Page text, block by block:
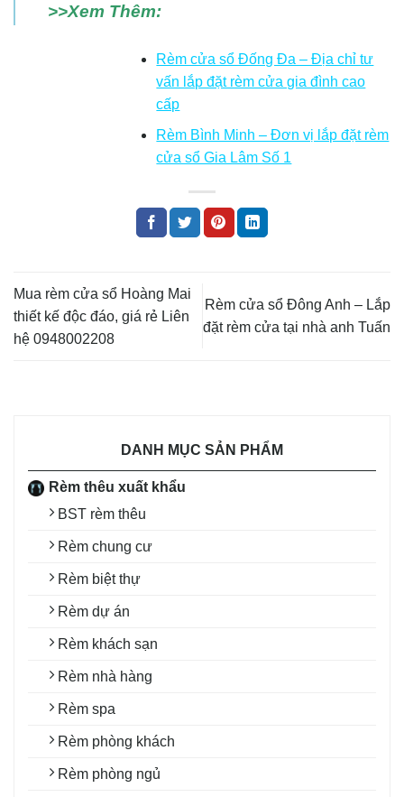
DANH MỤC SẢN PHẨM
Rèm thêu xuất khẩu
BST rèm thêu
Rèm chung cư
Rèm biệt thự
Rèm dự án
Rèm khách sạn
Rèm nhà hàng
Rèm spa
Rèm phòng khách
Rèm phòng ngủ
>>Xem Thêm:
Rèm cửa sổ Đống Đa – Địa chỉ tư
vấn lắp đặt rèm cửa gia đình cao
cấp
Rèm Bình Minh – Đơn vị lắp đặt rèm
cửa sổ Gia Lâm Số 1
Mua rèm cửa sổ Hoàng Mai
thiết kế độc đáo, giá rẻ Liên
hệ 0948002208
Rèm cửa sổ Đông Anh – Lắp
đặt rèm cửa tại nhà anh Tuấn